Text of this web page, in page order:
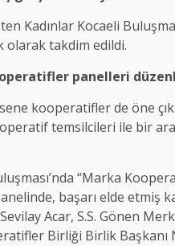
Kadınlar Kocaeli
olarak takdim edildi.
panelleri
kooperatifler de öne
temsilcileri ile bir
“Marka
başarı elde etmiş
Acar, S.S. Gönen
Birliği Birlik Başkanı